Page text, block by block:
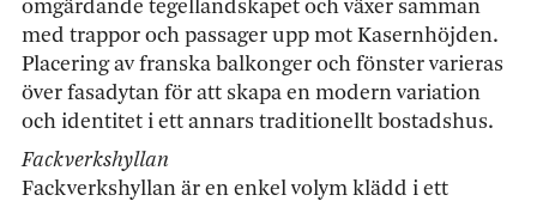
omgärdande tegellandskapet och växer samman
med trappor och passager upp mot Kasernhöjden.
Placering av franska balkonger och fönster varieras
över fasadytan för att skapa en modern variation
och identitet i ett annars traditionellt bostadshus.
Fackverkshyllan
Fackverkshyllan är en enkel volym klädd i ett